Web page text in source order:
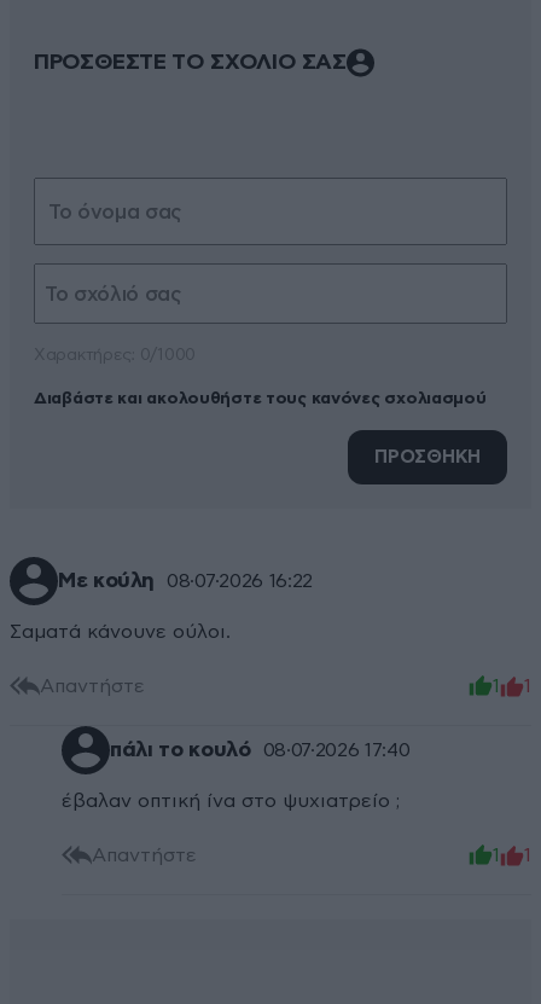
ΠΡΟΣΘΕΣΤΕ ΤΟ ΣΧΟΛΙΟ ΣΑΣ
Διαβάστε και ακολουθήστε τους κανόνες σχολιασμού
ΠΡΟΣΘΗΚΗ
Με κούλη 08·07·2026 16:22
Σαματά κάνουνε ούλοι.
Απαντήστε 1 1
πάλι το κουλό 08·07·2026 17:40
έβαλαν οπτική ίνα στο ψυχιατρείο ;
Απαντήστε 1 1